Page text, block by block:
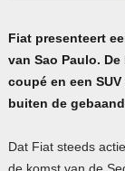
Fiat presenteert
van Sao Paulo.
coupé en een
buiten de
Dat Fiat steeds
de komst van de